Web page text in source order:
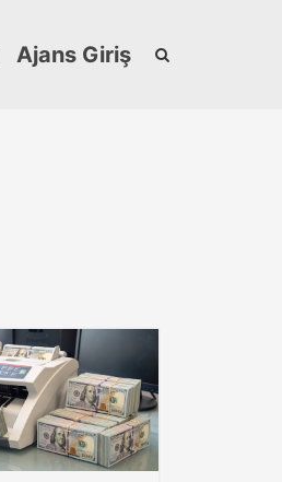
Ajans Giriş